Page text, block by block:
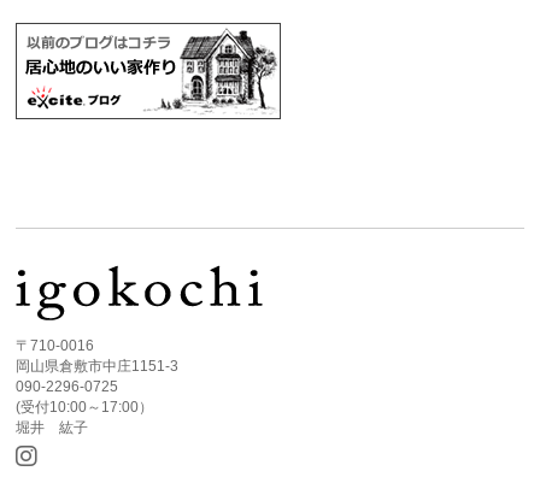
〒710-0016
岡山県倉敷市中庄1151-3
090-2296-0725
(受付10:00～17:00）
堀井 紘子